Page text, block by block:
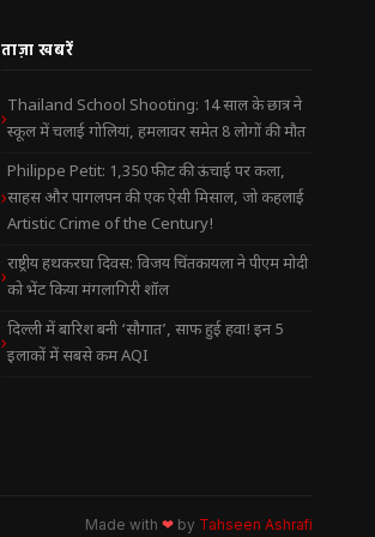
ताज़ा खबरें
Thailand School Shooting: 14 साल के छात्र ने
स्कूल में चलाई गोलियां, हमलावर समेत 8 लोगों की मौत
Philippe Petit: 1,350 फीट की ऊंचाई पर कला,
साहस और पागलपन की एक ऐसी मिसाल, जो कहलाई
Artistic Crime of the Century!
राष्ट्रीय हथकरघा दिवस: विजय चिंतकायला ने पीएम मोदी
को भेंट किया मंगलागिरी शॉल
दिल्ली में बारिश बनी ‘सौगात’, साफ हुई हवा! इन 5
इलाकों में सबसे कम AQI
Made with ❤ by Tahseen Ashrafi